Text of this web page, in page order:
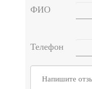
ФИО
Телефон